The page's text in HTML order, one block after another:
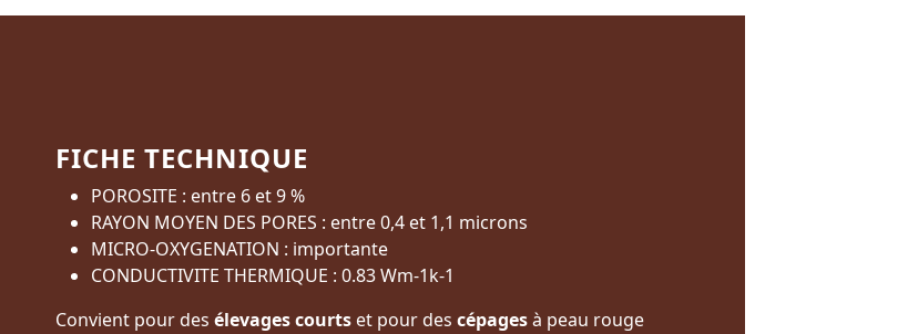
FICHE TECHNIQUE
POROSITE : entre 6 et 9 %
RAYON MOYEN DES PORES : entre 0,4 et 1,1 microns
MICRO-OXYGENATION : importante
CONDUCTIVITE THERMIQUE : 0.83 Wm-1k-1
Convient pour des élevages courts et pour des cépagesà peau rouge